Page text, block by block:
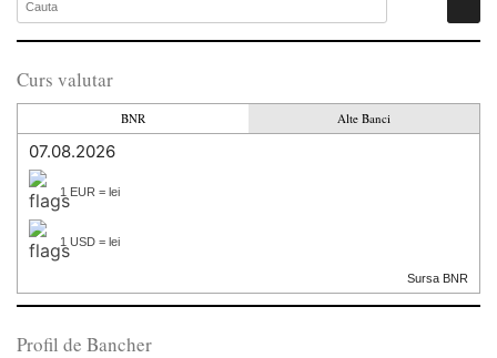
Curs valutar
BNR Alte Banci
07.08.2026
1 EUR = lei
1 USD = lei
Sursa BNR
Profil de Bancher